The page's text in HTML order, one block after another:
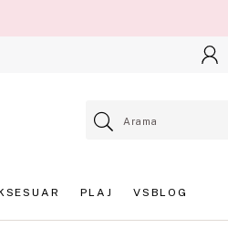
PLAJ VSBLOG